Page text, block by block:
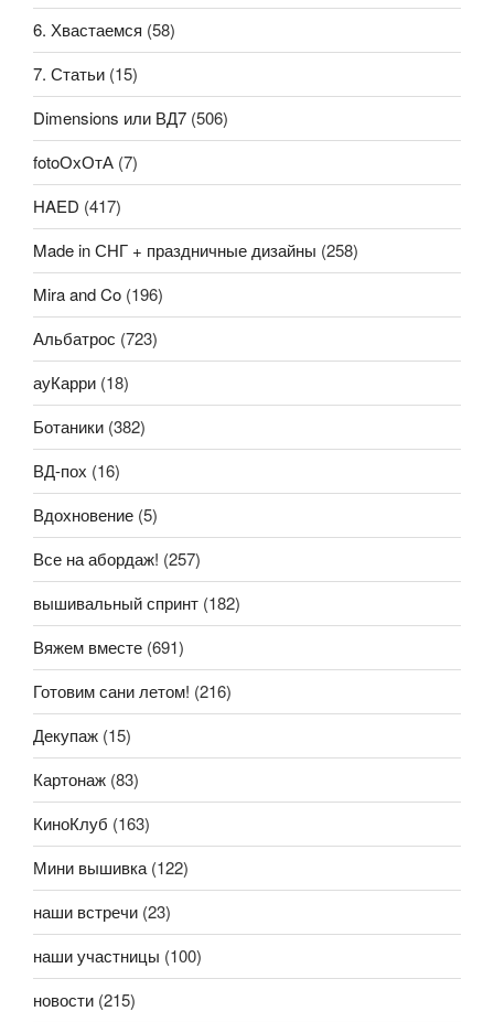
6. Хвастаемся (58)
7. Статьи (15)
Dimensions или ВД7 (506)
fotoОхОтА (7)
HAED (417)
Made in СНГ + праздничные дизайны (258)
Mira and Co (196)
Альбатрос (723)
ауКарри (18)
Ботаники (382)
ВД-пох (16)
Вдохновение (5)
Все на абордаж! (257)
вышивальный спринт (182)
Вяжем вместе (691)
Готовим сани летом! (216)
Декупаж (15)
Картонаж (83)
КиноКлуб (163)
Мини вышивка (122)
наши встречи (23)
наши участницы (100)
новости (215)